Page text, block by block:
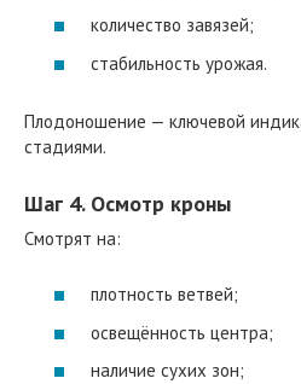
количество завязей;
стабильность урожая.
Плодоношение — ключевой
стадиями.
Шаг 4. Осмотр кроны
Смотрят на:
плотность ветвей;
освещённость центра;
наличие сухих зон;